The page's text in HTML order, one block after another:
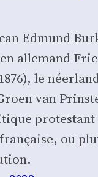
Edmund
allemand
le
van
protestant
ou